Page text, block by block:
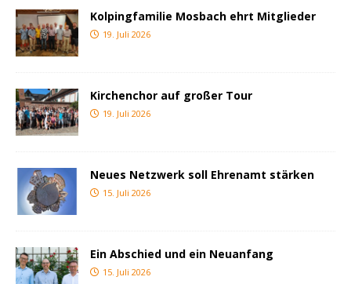
Kolpingfamilie Mosbach ehrt Mitglieder
19. Juli 2026
Kirchenchor auf großer Tour
19. Juli 2026
Neues Netzwerk soll Ehrenamt stärken
15. Juli 2026
Ein Abschied und ein Neuanfang
15. Juli 2026